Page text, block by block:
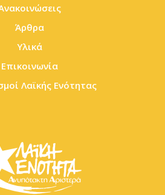
Άρθρα
Υλικά
Επικοινωνία
Λαϊκής Ενότητας